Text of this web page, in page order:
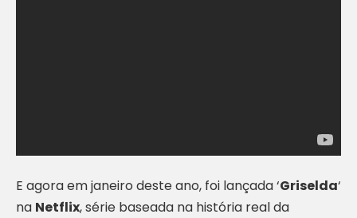
E agora em janeiro deste ano, foi lançada ‘Griselda‘
na Netflix, série baseada na história real da